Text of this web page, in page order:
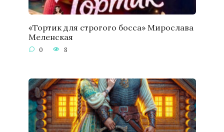
«Тортик для строгого босса» Мирослава
Меленская
0 8